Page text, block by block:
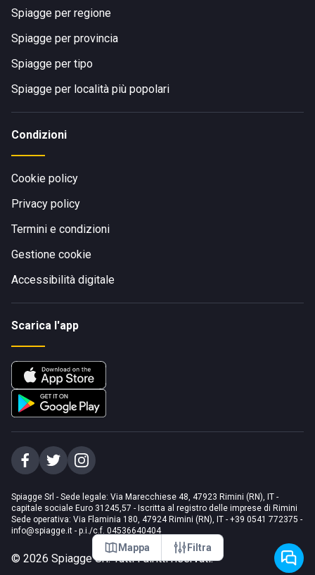
Mappa Filtra
Spiagge per regione
Spiagge per provincia
Spiagge per tipo
Spiagge per località più popolari
Condizioni
Cookie policy
Privacy policy
Termini e condizioni
Gestione cookie
Accessibilità digitale
Scarica l'app
Spiagge Srl - Sede legale: Via Marecchiese 48, 47923 Rimini (RN), IT -
capitale sociale Euro 31245,57 - Iscritta al registro delle imprese di Rimini
Sede operativa: Via Flaminia 180, 47924 Rimini (RN), IT - +39 0541 772375 -
info@spiagge.it - p.i./c.f. 04536640404
© 2026 Spiagge Srl. Tutti i diritti riservati.